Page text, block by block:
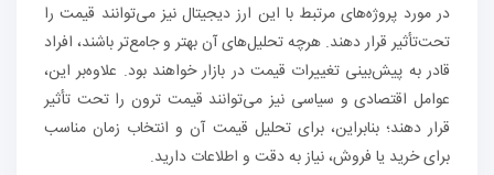
در مورد پروژه‌های مرتبط با این ارز دیجیتال نیز می‌توانند قیمت را
تحت‌تأثیر قرار دهند. هرچه تحلیل‌های آن بهتر و جامع‌تر باشند، افراد
قادر به پیش‌بینی تغییرات قیمت در بازار خواهند بود. علاوه‌بر این،
عوامل اقتصادی و سیاسی نیز می‌توانند قیمت ترون را تحت تأثیر
قرار دهند؛ بنابراین، برای تحلیل قیمت آن و انتخاب زمان مناسب
برای خرید یا فروش، نیاز به دقت و اطلاعات دارید.